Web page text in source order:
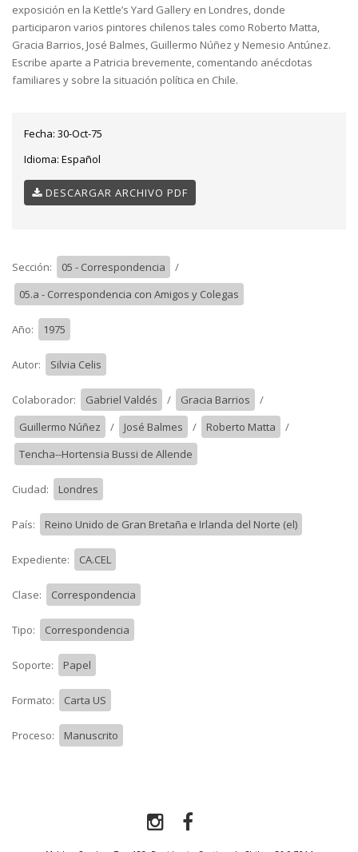
exposición en la Kettle’s Yard Gallery en Londres, donde
participaron varios pintores chilenos tales como Roberto Matta,
Gracia Barrios, José Balmes, Guillermo Núñez y Nemesio Antúnez.
Escribe aparte a Patricia brevemente, comentando anécdotas
familiares y sobre la situación política en Chile.
Fecha: 30-Oct-75
Idioma: Español
DESCARGAR ARCHIVO PDF
Sección: 05 - Correspondencia
/
05.a - Correspondencia con Amigos y Colegas
Año: 1975
Autor: Silvia Celis
Colaborador: Gabriel Valdés / Gracia Barrios
/
Guillermo Núñez
/ José Balmes / Roberto Matta
/
Tencha--Hortensia Bussi de Allende
Ciudad: Londres
País: Reino Unido de Gran Bretaña e Irlanda del Norte (el)
Expediente: CA.CEL
Clase: Correspondencia
Tipo: Correspondencia
Soporte: Papel
Formato: Carta US
Proceso: Manuscrito